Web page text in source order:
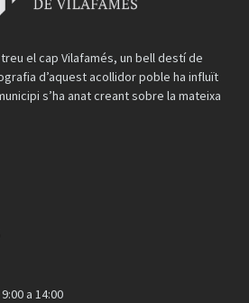
el cap Vilafamés, un bell destí de
d’aquest acollidor poble ha influït
s’ha anat creant sobre la mateixa
a 14:00